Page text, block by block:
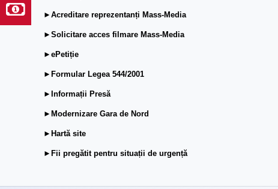
►Acreditare reprezentanți Mass-Media
►Solicitare acces filmare Mass-Media
►ePetiție
►Formular Legea 544/2001
►Informații Presă
►Modernizare Gara de Nord
►Hartă site
►Fii pregătit pentru situații de urgență